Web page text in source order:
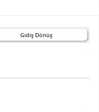
Gidiş Dönüş